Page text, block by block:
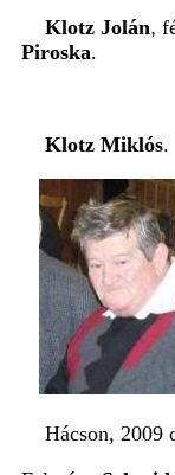
Klotz Jolán,
Piroska.
Klotz Miklós.
Hácson, 2009